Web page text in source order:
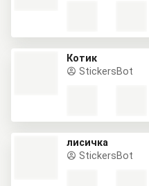
Котик
StickersBot
лисичка
StickersBot